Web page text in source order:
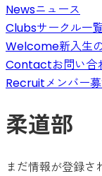
Newsニュース
Clubsサークル一
Welcome新入生
Contactお問い合
Recruitメンバー
柔道部
まだ情報が登録さ